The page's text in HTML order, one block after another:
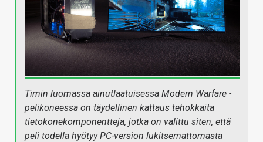
Timin luomassa ainutlaatuisessa Modern Warfare -
pelikoneessa on täydellinen kattaus tehokkaita
tietokonekomponentteja, jotka on valittu siten, että
peli todella hyötyy PC-version lukitsemattomasta